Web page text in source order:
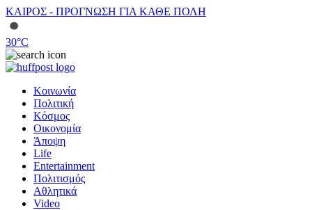
ΚΑΙΡΟΣ - ΠΡΟΓΝΩΣΗ ΓΙΑ ΚΑΘΕ ΠΟΛΗ
30°C
Κοινωνία
Πολιτική
Κόσμος
Οικονομία
Άποψη
Life
Entertainment
Πολιτισμός
Αθλητικά
Video